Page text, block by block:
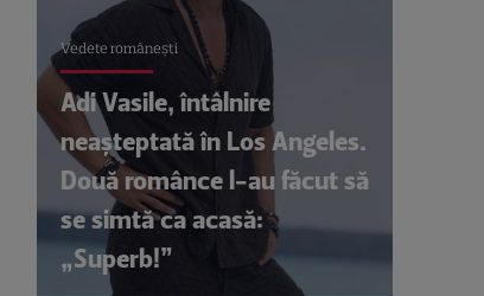
Vedete româneşti
Adi Vasile, întâlnire
neașteptată în Los Angeles.
Două românce l-au făcut să
se simtă ca acasă:
„Superb!”